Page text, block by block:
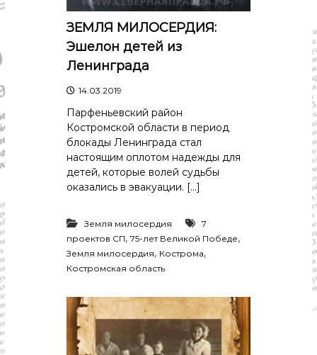
ЗЕМЛЯ МИЛОСЕРДИЯ:
Эшелон детей из
Ленинграда
14.03.2019
Парфеньевский район
Костромской области в период
блокады Ленинграда стал
настоящим оплотом надежды для
детей, которые волей судьбы
оказались в эвакуации. […]
Земля милосердия
7
проектов СП,75-лет Великой Победе,
Земля милосердия, Кострома,
Костромская область